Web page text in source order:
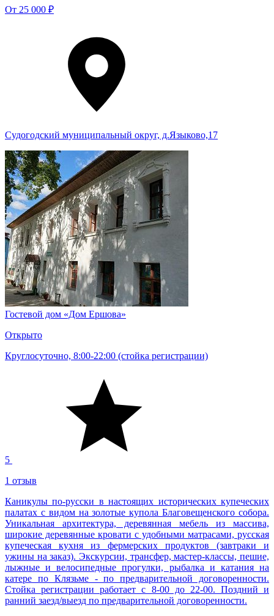
От 25 000 ₽
Судогодский муниципальный округ, д.Языково,17
Гостевой дом «Дом Ершова»
Открыто
Круглосуточно, 8:00-22:00 (стойка регистрации)
5
1 отзыв
Каникулы по-русски в настоящих исторических купеческих
палатах с видом на золотые купола Благовещенского собора.
Уникальная архитектура, деревянная мебель из массива,
широкие деревянные кровати с удобными матрасами, русская
купеческая кухня из фермерских продуктов (завтраки и
ужины на заказ). Экскурсии, трансфер, мастер-классы, пешие,
лыжные и велосипедные прогулки, рыбалка и катания на
катере по Клязьме - по предварительной договоренности.
Стойка регистрации работает с 8-00 до 22-00. Поздний и
ранний заезд/выезд по предварительной договоренности.